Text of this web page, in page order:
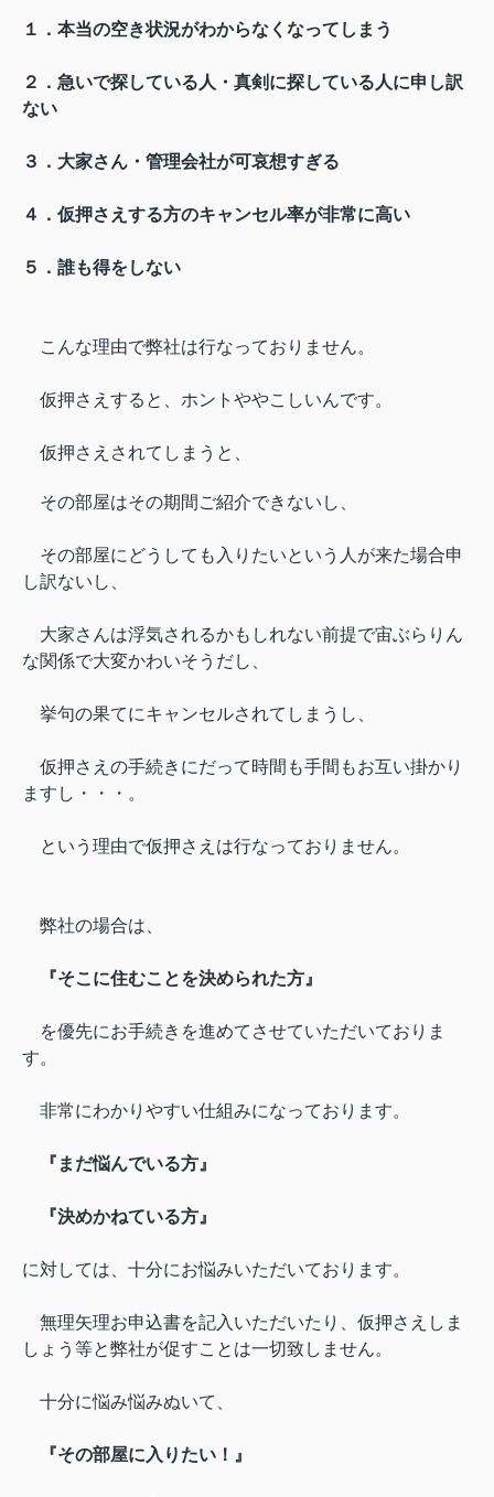
１．本当の空き状況がわからなくなってしまう
２．急いで探している人・真剣に探している人に申し訳
ない
３．大家さん・管理会社が可哀想すぎる
４．仮押さえする方のキャンセル率が非常に高い
５．誰も得をしない
こんな理由で弊社は行なっておりません。
仮押さえすると、ホントややこしいんです。
仮押さえされてしまうと、
その部屋はその期間ご紹介できないし、
その部屋にどうしても入りたいという人が来た場合申
し訳ないし、
大家さんは浮気されるかもしれない前提で宙ぶらりん
な関係で大変かわいそうだし、
挙句の果てにキャンセルされてしまうし、
仮押さえの手続きにだって時間も手間もお互い掛かり
ますし・・・。
という理由で仮押さえは行なっておりません。
弊社の場合は、
『そこに住むことを決められた方』
を優先にお手続きを進めてさせていただいておりま
す。
非常にわかりやすい仕組みになっております。
『まだ悩んでいる方』
『決めかねている方』
に対しては、十分にお悩みいただいております。
無理矢理お申込書を記入いただいたり、仮押さえしま
しょう等と弊社が促すことは一切致しません。
十分に悩み悩みぬいて、
『その部屋に入りたい！』